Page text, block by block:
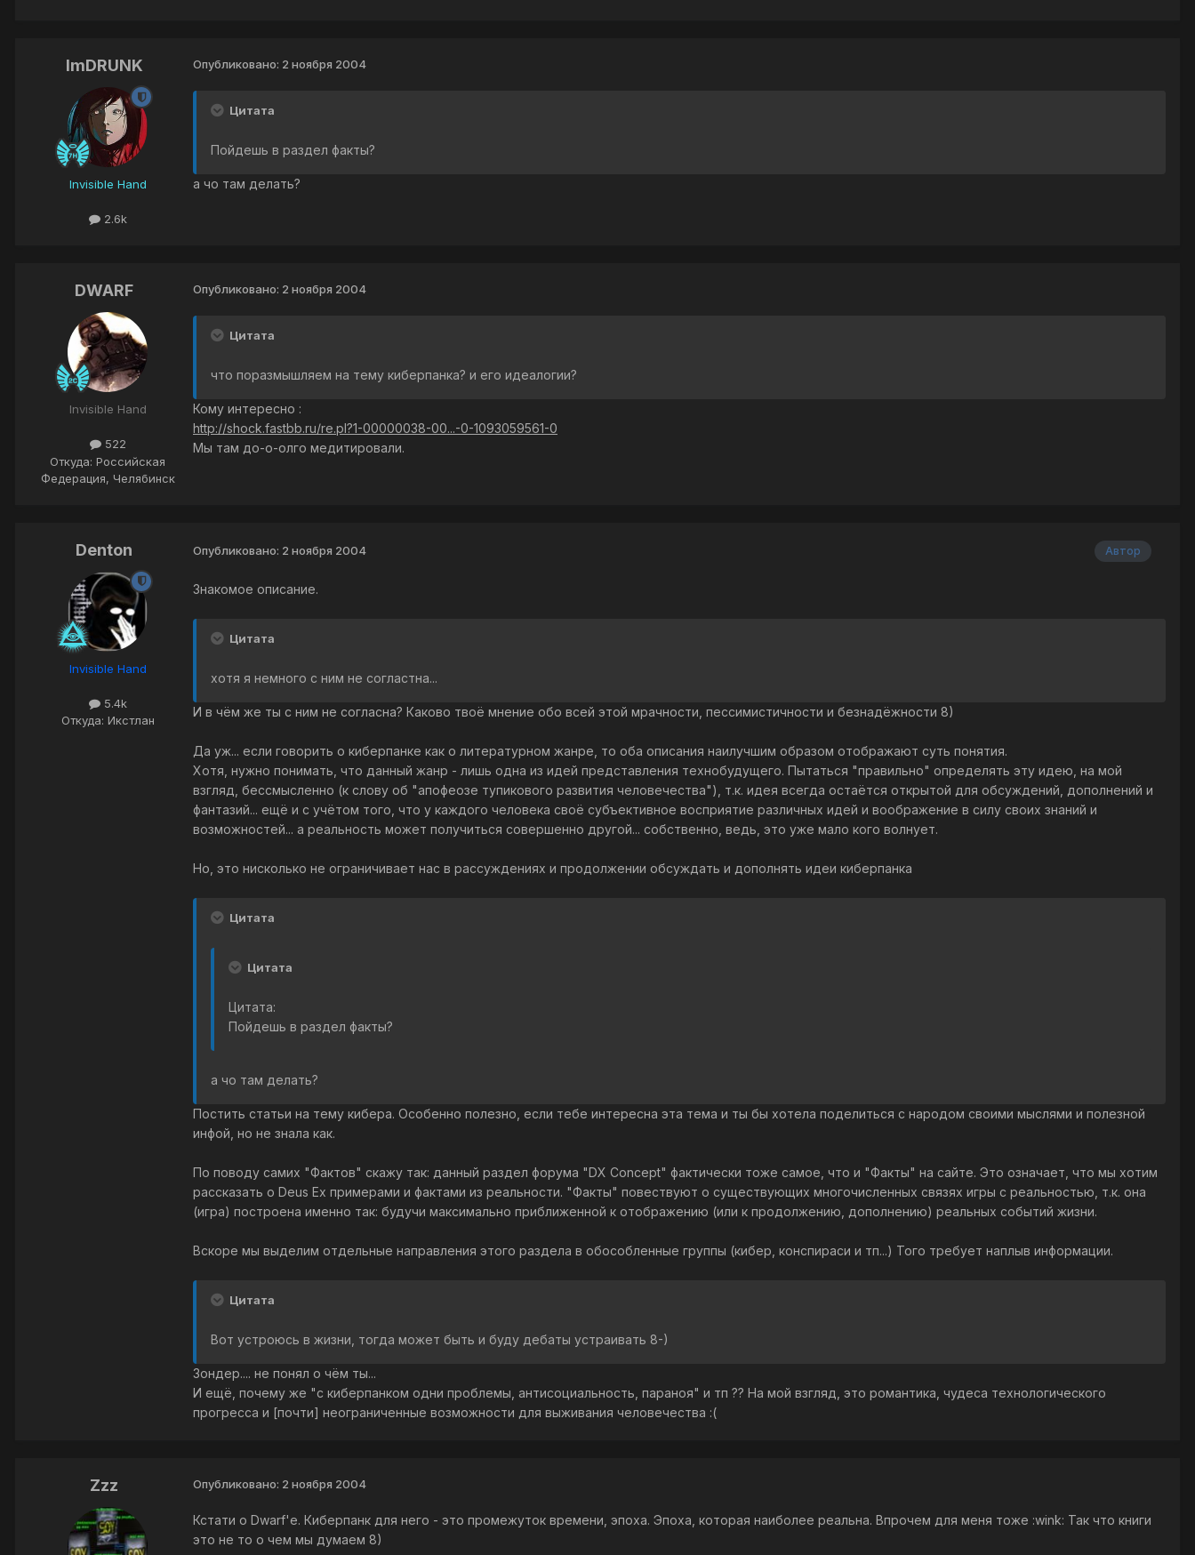
ImDRUNK
Invisible Hand
2.6k
Опубликовано: 2 ноября 2004
Цитата
Пойдешь в раздел факты?
а чо там делать?
DWARF
Invisible Hand
522
Откуда: Российская
Федерация, Челябинск
Опубликовано: 2 ноября 2004
Цитата
что поразмышляем на тему киберпанка? и его идеалогии?
Кому интересно :
http://shock.fastbb.ru/re.pl?1-00000038-00...-0-1093059561-0
Мы там до-о-олго медитировали.
Denton
Invisible Hand
5.4k
Откуда: Икстлан
Автор
Опубликовано: 2 ноября 2004
Знакомое описание.
Цитата
хотя я немного с ним не согластна...
И в чём же ты с ним не согласна? Каково твоё мнение обо всей этой мрачности, пессимистичности и безнадёжности 8)
Да уж... если говорить о киберпанке как о литературном жанре, то оба описания наилучшим образом отображают суть понятия.
Хотя, нужно понимать, что данный жанр - лишь одна из идей представления технобудущего. Пытаться "правильно" определять эту идею, на мой
взгляд, бессмысленно (к слову об "апофеозе тупикового развития человечества"), т.к. идея всегда остаётся открытой для обсуждений, дополнений и
фантазий... ещё и с учётом того, что у каждого человека своё субъективное восприятие различных идей и воображение в силу своих знаний и
возможностей... а реальность может получиться совершенно другой... собственно, ведь, это уже мало кого волнует.
Но, это нисколько не ограничивает нас в рассуждениях и продолжении обсуждать и дополнять идеи киберпанка
Цитата
Цитата
Цитата:
Пойдешь в раздел факты?
а чо там делать?
Постить статьи на тему кибера. Особенно полезно, если тебе интересна эта тема и ты бы хотела поделиться с народом своими мыслями и полезной
инфой, но не знала как.
По поводу самих "Фактов" скажу так: данный раздел форума "DX Concept" фактически тоже самое, что и "Факты" на сайте. Это означает, что мы хотим
рассказать о Deus Ex примерами и фактами из реальности. "Факты" повествуют о существующих многочисленных связях игры с реальностью, т.к. она
(игра) построена именно так: будучи максимально приближенной к отображению (или к продолжению, дополнению) реальных событий жизни.
Вскоре мы выделим отдельные направления этого раздела в обособленные группы (кибер, конспираси и тп...) Того требует наплыв информации.
Цитата
Вот устроюсь в жизни, тогда может быть и буду дебаты устраивать 8-)
Зондер.... не понял о чём ты...
И ещё, почему же "с киберпанком одни проблемы, антисоциальность, параноя" и тп ?? На мой взгляд, это романтика, чудеса технологического
прогресса и [почти] неограниченные возможности для выживания человечества :(
Zzz Опубликовано: 2 ноября 2004
Кстати о Dwarf'е. Киберпанк для него - это промежуток времени, эпоха. Эпоха, которая наиболее реальна. Впрочем для меня тоже :wink: Так что книги
это не то о чем мы думаем 8)